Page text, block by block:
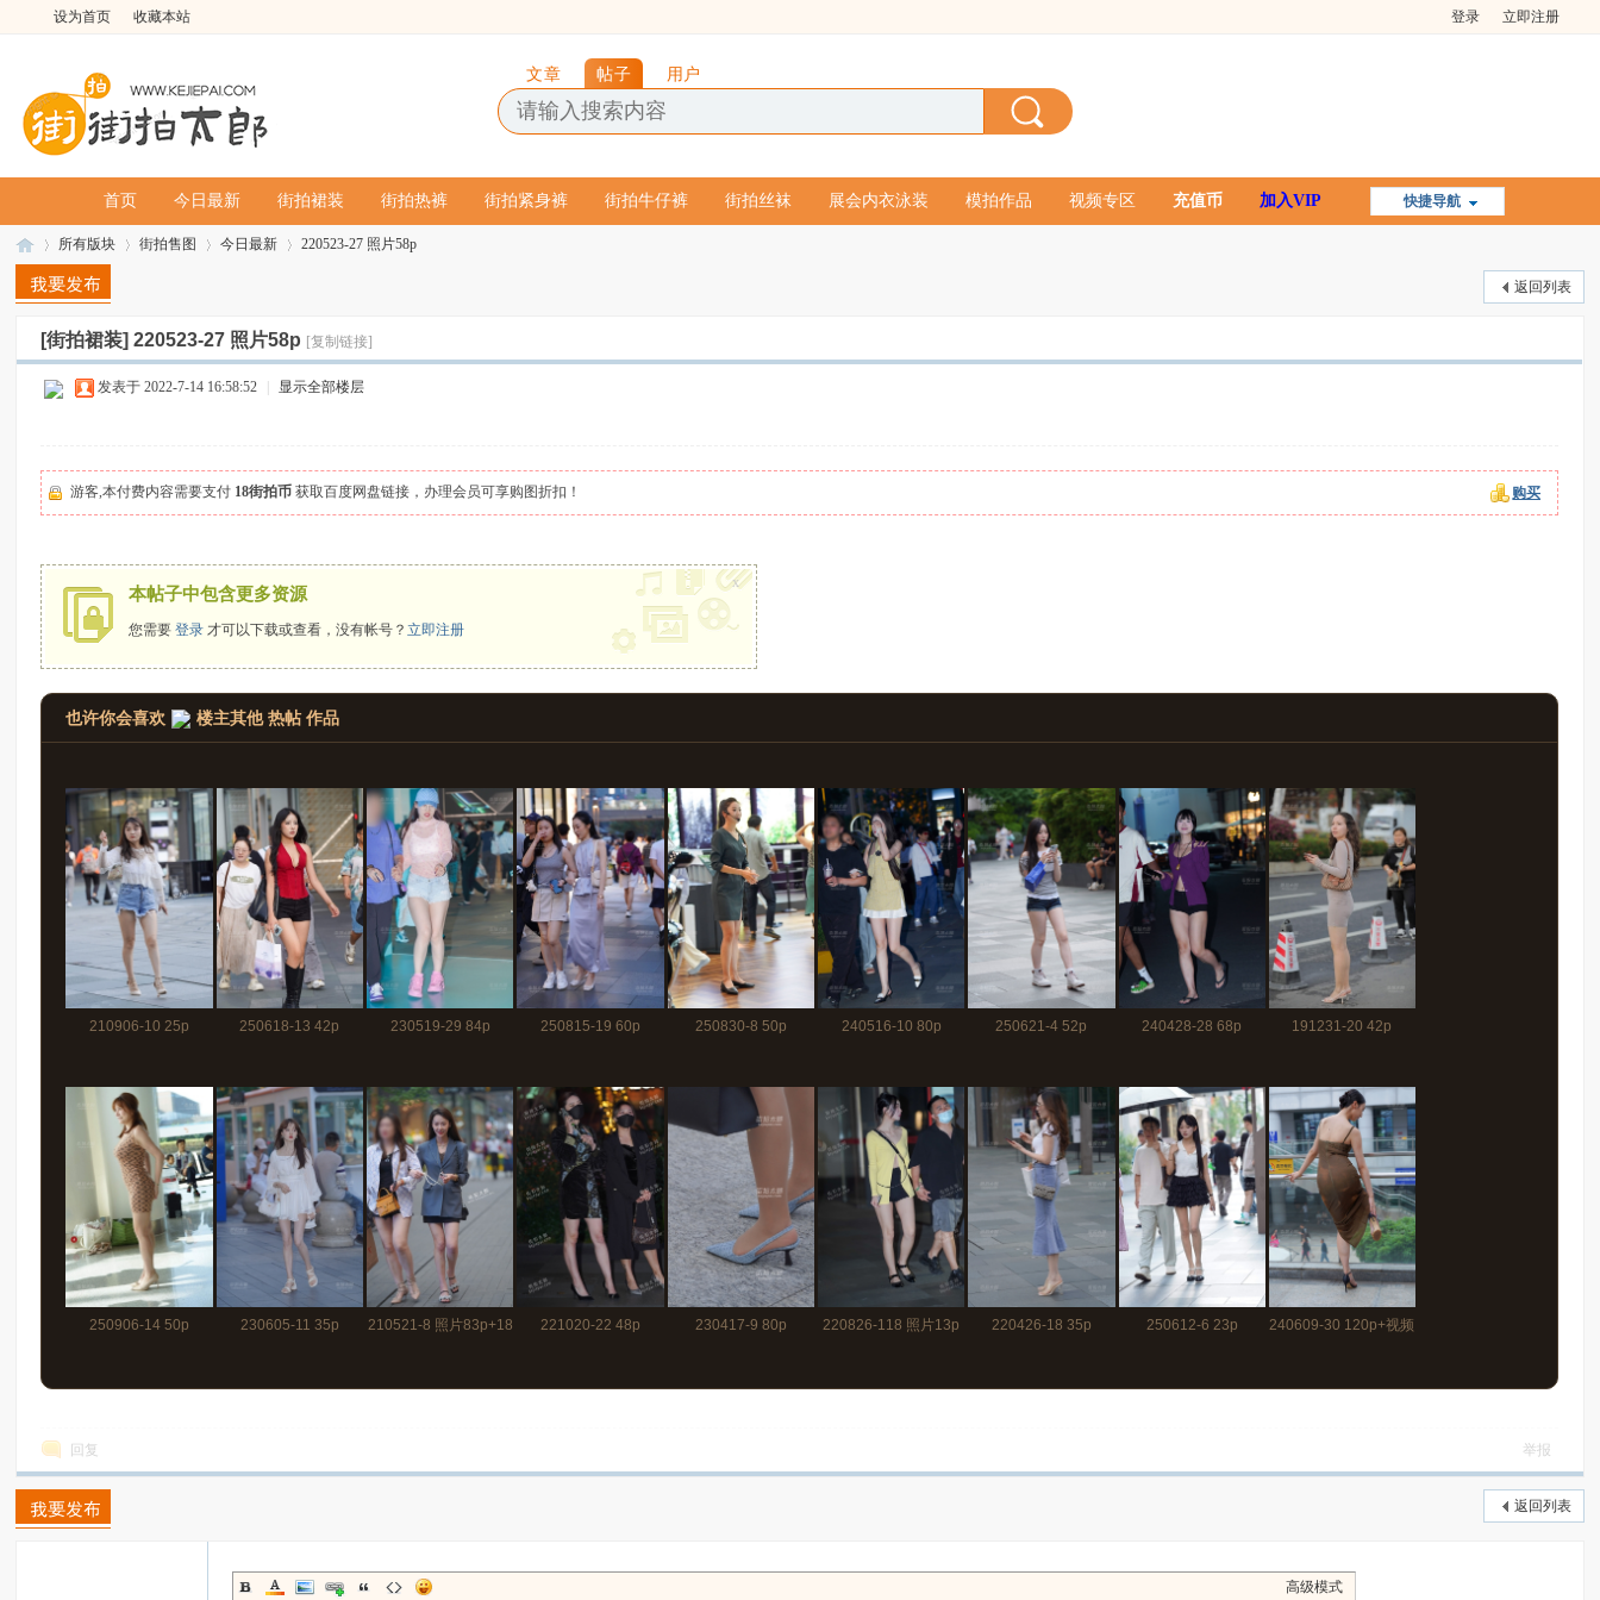
设为首页 收藏本站 登录 立即注册
文章 帖子 用户
快捷导航
首页 今日最新 街拍裙装 街拍热裤 街拍紧身裤 街拍牛仔裤 街拍丝袜 展会内衣泳装 模拍作品 视频专区 充值币 加入VIP
»
所有版块
›
街拍售图
›
今日最新
›
220523-27 照片58p
返回列表
[街拍裙装]220523-27 照片58p [复制链接]
发表于 2022-7-14 16:58:52 显示全部楼层
游客,本付费内容需要支付 18街拍币 获取百度网盘链接，办理会员可享购图折扣！ 购买
本帖子中包含更多资源
您需要登录 才可以下载或查看，没有帐号？立即注册
x
也许你会喜欢 楼主其他 热帖 作品
210906-10 25p 250618-13 42p 230519-29 84p 250815-19 60p 250830-8 50p 240516-10 80p 250621-4 52p 240428-28 68p 191231-20 42p
250906-14 50p 230605-11 35p 210521-8 照片83p+18 221020-22 48p 230417-9 80p 220826-118 照片13p 220426-18 35p 250612-6 23p 240609-30 120p+视频
回复 举报
返回列表
高级模式